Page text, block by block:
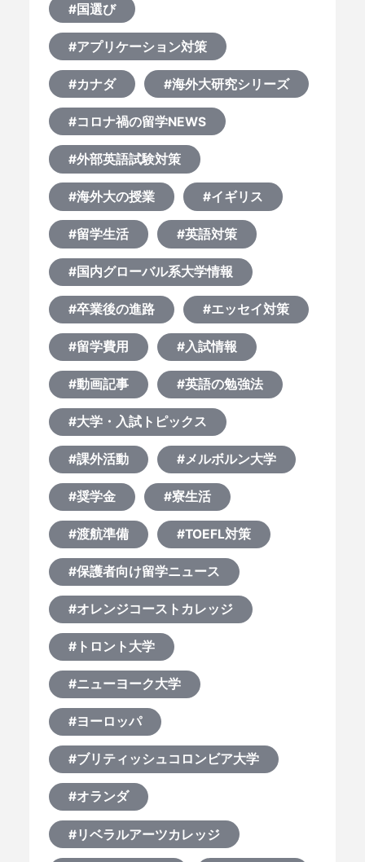
#国選び
#アプリケーション対策
#カナダ #海外大研究シリーズ
#コロナ禍の留学NEWS
#外部英語試験対策
#海外大の授業 #イギリス
#留学生活 #英語対策
#国内グローバル系大学情報
#卒業後の進路 #エッセイ対策
#留学費用 #入試情報
#動画記事 #英語の勉強法
#大学・入試トピックス
#課外活動 #メルボルン大学
#奨学金 #寮生活
#渡航準備 #TOEFL対策
#保護者向け留学ニュース
#オレンジコーストカレッジ
#トロント大学
#ニューヨーク大学
#ヨーロッパ
#ブリティッシュコロンビア大学
#オランダ
#リベラルアーツカレッジ